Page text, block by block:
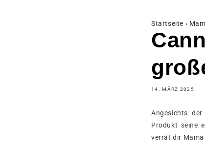
Startseite ›
14. MÄRZ 2025
Angesichts
Produkt seine
verrät dir Mama